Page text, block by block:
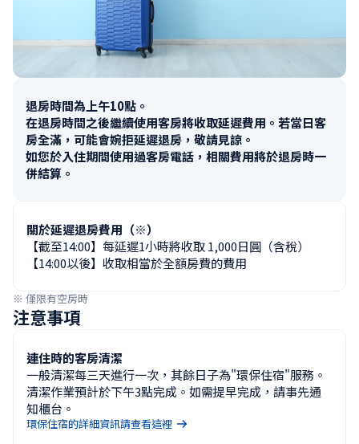
退房時間為上午10點。
在退房時間之後繼續使用客房將收取延遲費用。若當日客
房全滿，可能會婉拒延遲退房，敬請見諒。
如您於入住期間使用過客房電話，相關費用將於退房時一
併結算。
關於延遲退房費用（※）
【截至14:00】每延遲1小時將收取 1,000日圓（含稅）
【14:00以後】收取相當於全額房費的費用
※ 僅限有空房時
注意事項
連住時的客房清潔
一般清潔每三天進行一次，其餘日子為"環保住宿"服務。
清潔作業預計於下午3點完成。如需提早完成，請事先通
知櫃台。
環保住宿的詳細資訊請查看這裡